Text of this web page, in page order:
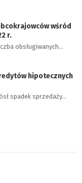
wśród
r.
obsługiwanych…
hipotecznych
spadek sprzedaży…